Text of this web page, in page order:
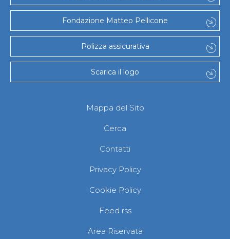
Fondazione Matteo Pellicone
Polizza assicurativa
Scarica il logo
Mappa del Sito
Cerca
Contatti
Privacy Policy
Cookie Policy
Feed rss
Area Riservata